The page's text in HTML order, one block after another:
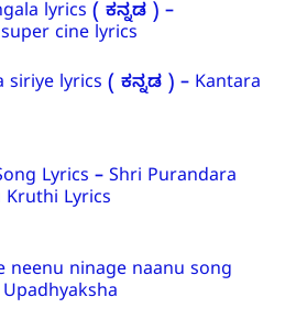
lyrics ( ಕನ್ನಡ ) –
cine lyrics
siriye lyrics ( ಕನ್ನಡ ) – Kantara
Lyrics – Shri Purandara
Kruthi Lyrics
neenu ninage naanu song